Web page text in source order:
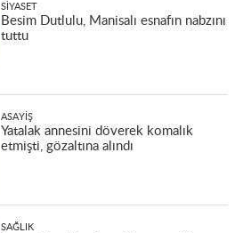
SIYASET
Besim Dutlulu, Manisalı esnafın nabzını
tuttu
ASAYIŞ
Yatalak annesini döverek komalık
etmişti, gözaltına alındı
SAĞLIK